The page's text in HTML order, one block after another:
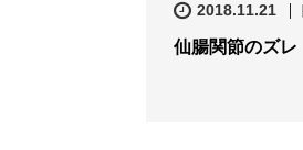
2018.11.21
仙腸関節のズレ